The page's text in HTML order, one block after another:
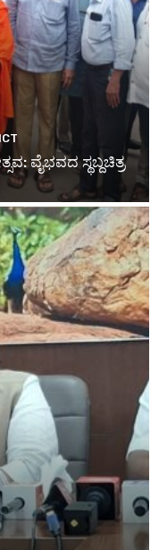
ವೈಭವದ ಸ್ಥಬ್ದಚಿತ್ರ